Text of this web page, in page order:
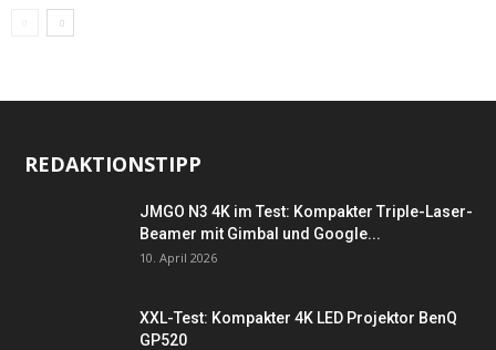
REDAKTIONSTIPP
JMGO N3 4K im Test: Kompakter Triple-Laser-
Beamer mit Gimbal und Google...
10. April 2026
XXL-Test: Kompakter 4K LED Projektor BenQ
GP520